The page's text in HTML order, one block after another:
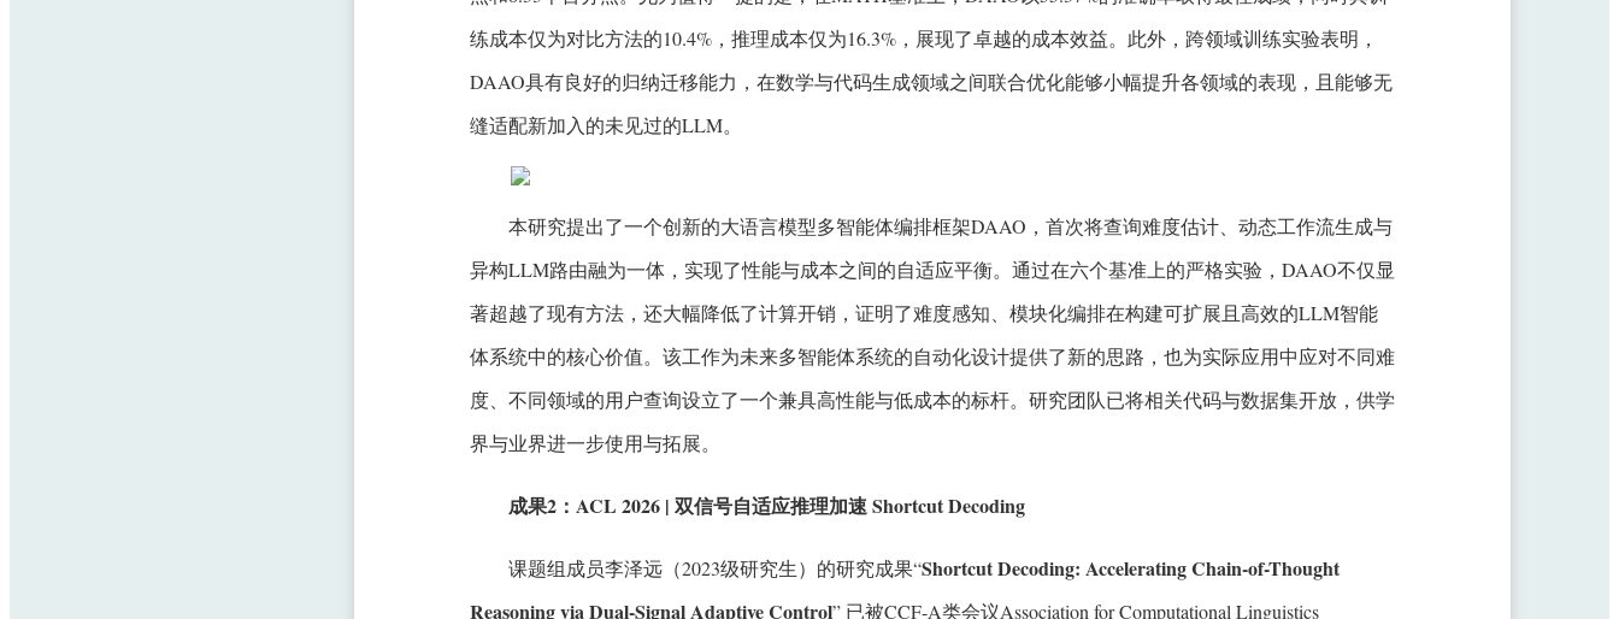
练成本仅为对比方法的10.4%，推理成本仅为16.3%，展现了卓越的成本效益。此外，跨领域训练实验表明，
DAAO具有良好的归纳迁移能力，在数学与代码生成领域之间联合优化能够小幅提升各领域的表现，且能够无
缝适配新加入的未见过的LLM。
本研究提出了一个创新的大语言模型多智能体编排框架DAAO，首次将查询难度估计、动态工作流生成与
异构LLM路由融为一体，实现了性能与成本之间的自适应平衡。通过在六个基准上的严格实验，DAAO不仅显
著超越了现有方法，还大幅降低了计算开销，证明了难度感知、模块化编排在构建可扩展且高效的LLM智能
体系统中的核心价值。该工作为未来多智能体系统的自动化设计提供了新的思路，也为实际应用中应对不同难
度、不同领域的用户查询设立了一个兼具高性能与低成本的标杆。研究团队已将相关代码与数据集开放，供学
界与业界进一步使用与拓展。
成果2：ACL 2026 | 双信号自适应推理加速 Shortcut Decoding
课题组成员李泽远（2023级研究生）的研究成果“Shortcut Decoding: Accelerating Chain-of-Thought
Reasoning via Dual-Signal Adaptive Control” 已被CCF-A类会议Association for Computational Linguistics